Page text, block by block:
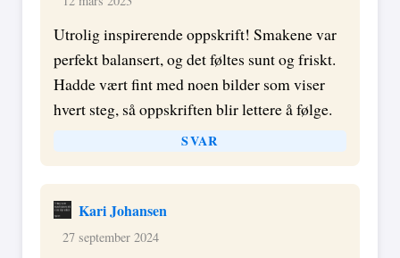
Utrolig inspirerende oppskrift! Smakene var
perfekt balansert, og det føltes sunt og friskt.
Hadde vært fint med noen bilder som viser
hvert steg, så oppskriften blir lettere å følge.
SVAR
Kari Johansen
27 september 2024